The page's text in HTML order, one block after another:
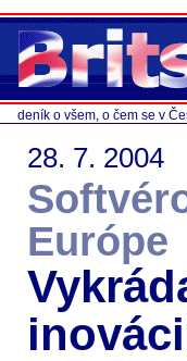
deník o všem, o čem se v
28. 7. 2004
Európe